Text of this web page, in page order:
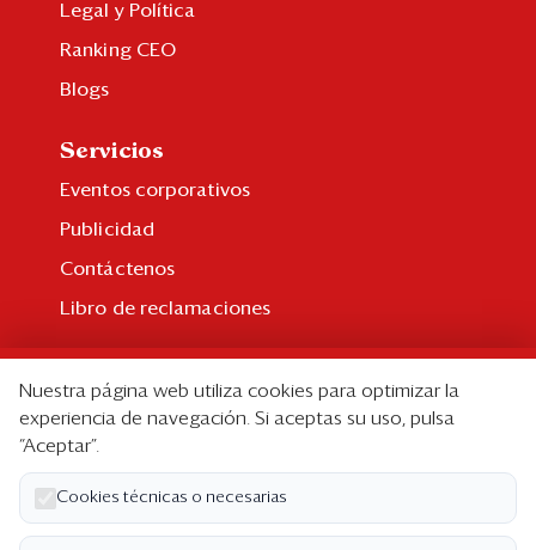
Legal y Política
Ranking CEO
Blogs
Servicios
Eventos corporativos
Publicidad
Contáctenos
Libro de reclamaciones
Suscripción individual
Paquetes corporativos
Edición Impresa
Nuestra página web utiliza cookies para optimizar la
experiencia de navegación. Si aceptas su uso, pulsa
“Aceptar”.
Cookies técnicas o necesarias